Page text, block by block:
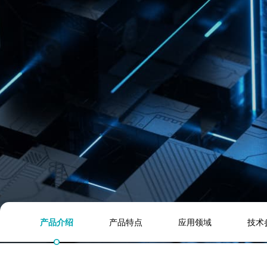
安检领域
小V课堂
服务支持
产品介绍 产品特点 应用领域 技术